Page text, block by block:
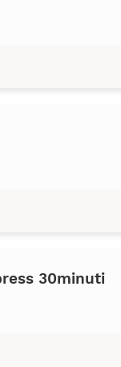
30minuti